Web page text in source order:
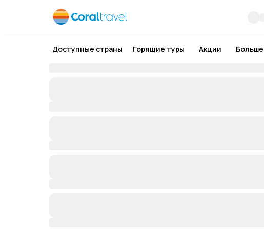
Доступные страны Горящие туры Акции Больше